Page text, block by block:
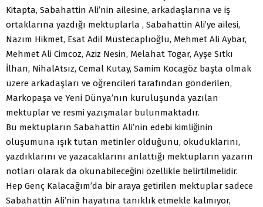
Kitapta, Sabahattin Ali’nin ailesine, arkadaşlarına ve iş
ortaklarına yazdığı mektuplarla , Sabahattin Ali’ye ailesi,
Nazım Hikmet, Esat Adil Müstecaplıoğlu, Mehmet Ali Aybar,
Mehmet Ali Cimcoz, Aziz Nesin, Melahat Togar, Ayşe Sıtkı
İlhan, NihalAtsız, Cemal Kutay, Samim Kocagöz başta olmak
üzere arkadaşları ve öğrencileri tarafından gönderilen,
Markopaşa ve Yeni Dünya’nın kuruluşunda yazılan
mektuplar ve resmi yazışmalar bulunmaktadır.
Bu mektupların Sabahattin Ali’nin edebi kimliğinin
oluşumuna ışık tutan metinler olduğunu, okuduklarını,
yazdıklarını ve yazacaklarını anlattığı mektupların yazarın
notları olarak da okunabileceğini özellikle belirtilmelidir.
Hep Genç Kalacağım’da bir araya getirilen mektuplar sadece
Sabahattin Ali’nin hayatına tanıklık etmekle kalmıyor,